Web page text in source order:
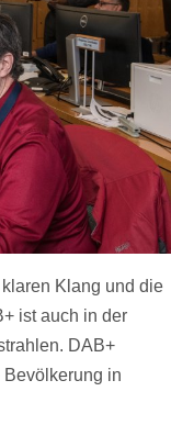
Klang und die
ist auch in der
DAB+
Bevölkerung in